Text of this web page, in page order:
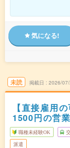
気になる!
未読 掲載日 2026/
【直接雇用
1500円の営
職種未経験OK
派遣